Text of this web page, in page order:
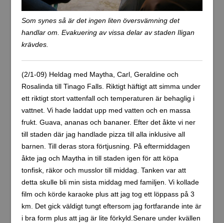
Som synes så är det ingen liten översvämning det
handlar om. Evakuering av vissa delar av staden Iligan
krävdes.
(2/1-09) Heldag med Maytha, Carl, Geraldine och
Rosalinda till Tinago Falls. Riktigt häftigt att simma under
ett riktigt stort vattenfall och temperaturen är behaglig i
vattnet. Vi hade laddat upp med vatten och en massa
frukt. Guava, ananas och bananer. Efter det åkte vi ner
till staden där jag handlade pizza till alla inklusive all
barnen. Till deras stora förtjusning. På eftermiddagen
åkte jag och Maytha in till staden igen för att köpa
tonfisk, räkor och musslor till middag. Tanken var att
detta skulle bli min sista middag med familjen. Vi kollade
film och körde karaoke plus att jag tog ett löppass på 3
km. Det gick väldigt tungt eftersom jag fortfarande inte är
i bra form plus att jag är lite förkyld.Senare under kvällen